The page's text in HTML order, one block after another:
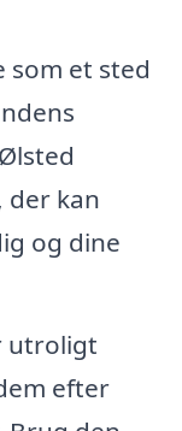
som et sted
der kan
og dine
utroligt
efter